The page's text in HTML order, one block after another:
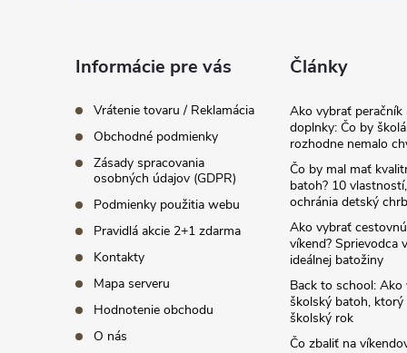
Informácie pre vás
Vrátenie tovaru / Reklamácia
Obchodné podmienky
Zásady spracovania
osobných údajov (GDPR)
Podmienky použitia webu
Pravidlá akcie 2+1 zdarma
Kontakty
Mapa serveru
Hodnotenie obchodu
O nás
Články
Ako vybrať peračník
doplnky: Čo by
rozhodne nemalo
Čo by mal mať
batoh? 10
ochránia detský
Ako vybrať
víkend? Sprievodca
ideálnej batožiny
Back to school: Ako
školský batoh, ktorý
školský rok
Čo zbaliť na